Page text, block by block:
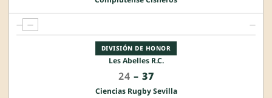
DIVISIÓN DE HONOR
Les Abelles R.C.
24 – 37
Ciencias Rugby Sevilla
— — —